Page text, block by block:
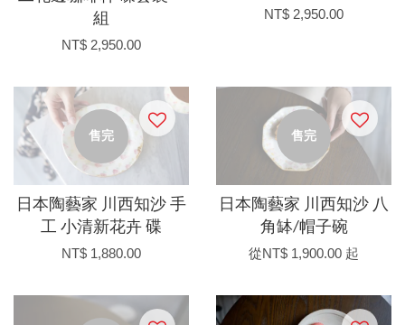
組
NT$ 2,950.00
NT$ 2,950.00
售完
日本陶藝家 川西知沙 手
工 小清新花卉 碟
NT$ 1,880.00
售完
日本陶藝家 川西知沙 八
角缽/帽子碗
從NT$ 1,900.00 起